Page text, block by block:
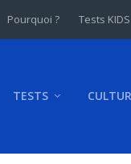
Pourquoi ? Tests KIDS
TESTS